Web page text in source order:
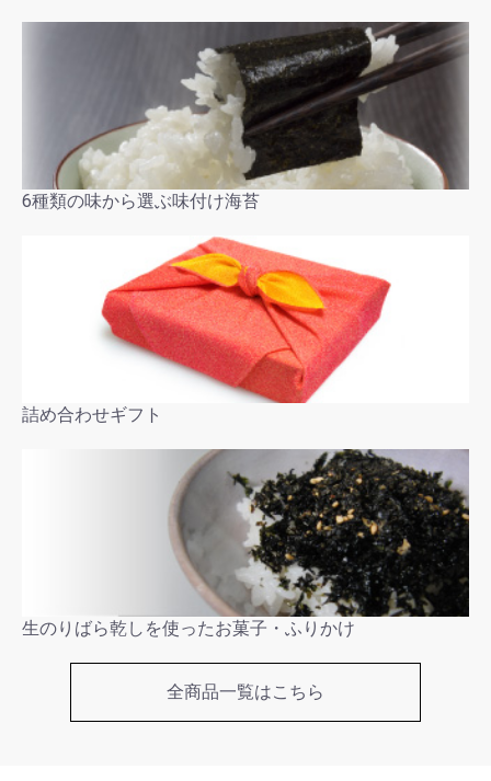
6種類の味から選ぶ味付け海苔
詰め合わせギフト
生のりばら乾しを使ったお菓子・ふりかけ
全商品一覧はこちら